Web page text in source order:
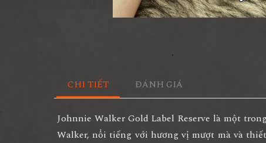
CHI TIẾT ĐÁNH GIÁ
Johnnie Walker Gold Label Reserve là một
Walker, nổi tiếng với hương vị mượt mà và